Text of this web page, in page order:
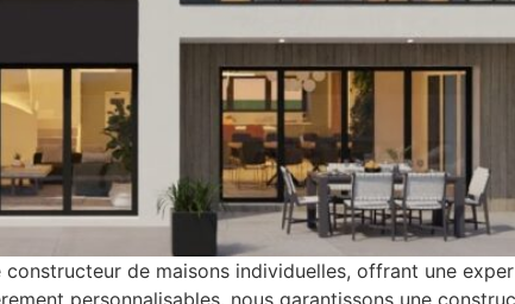
de maisons individuelles, offrant une